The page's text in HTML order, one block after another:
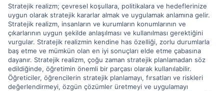
Stratejik realizm; çevresel koşullara, politikalara ve hedeflerinize
uygun olarak stratejik kararlar almak ve uygulamak anlamına gelir.
Stratejik realizm, insanların ve kurumların konumlarının ve
çıkarlarının uygun şekilde anlaşılması ve kullanılması gerektiğini
vurgular. Stratejik realizmin kendine has özelliği, zorlu durumlarla
baş etme ve mümkün olan en iyi sonuçları elde etme çabasına
dayanır. Stratejik realizm, çoğu zaman stratejik planlamadan söz
edildiğinde, öğretimin önemli bir parçası olarak kullanılabilir.
Öğreticiler, öğrencilerin stratejik planlamayı, fırsatları ve riskleri
değerlendirmeyi, özgün çözümler üretmeyi ve uygulamayı